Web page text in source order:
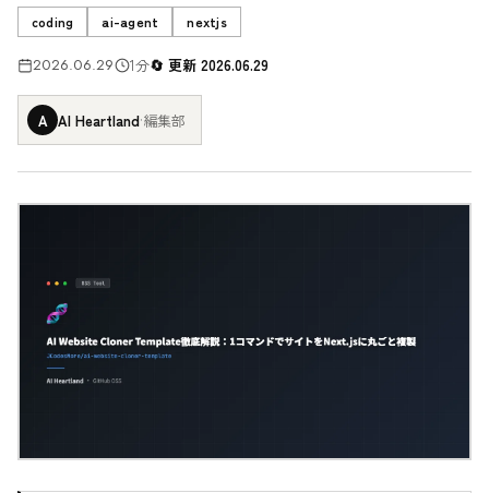
coding ai-agent nextjs
2026.06.29 1分 更新 2026.06.29
A AI Heartland·編集部